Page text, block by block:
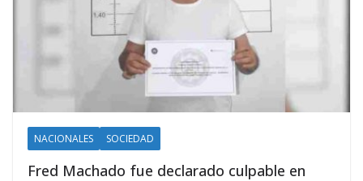
NACIONALES SOCIEDAD
Fred Machado fue declarado culpable en